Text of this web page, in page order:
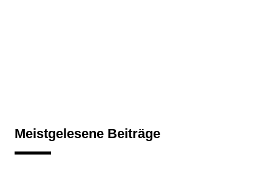
Meistgelesene Beiträge